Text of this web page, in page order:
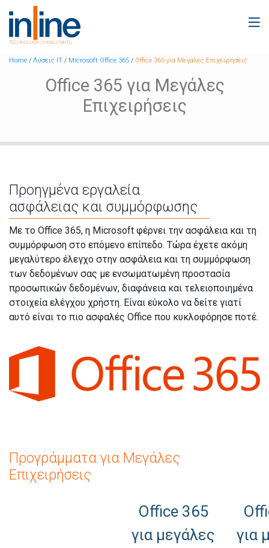
Home / Λύσεις IT / Microsoft Office 365 / Office 365 για Μεγάλες Επιχειρήσεις
Office 365 για Μεγάλες
Επιχειρήσεις
Προηγμένα εργαλεία
ασφάλειας και συμμόρφωσης
Με το Office 365, η Microsoft φέρνει την ασφάλεια και τη
συμμόρφωση στο επόμενο επίπεδο. Τώρα έχετε ακόμη
μεγαλύτερο έλεγχο στην ασφάλεια και τη συμμόρφωση
των δεδομένων σας με ενσωματωμένη προστασία
προσωπικών δεδομένων, διαφάνεια και τελειοποιημένα
στοιχεία ελέγχου χρήστη. Είναι εύκολο να δείτε γιατί
αυτό είναι το πιο ασφαλές Office που κυκλοφόρησε ποτέ.
Προγράμματα για Μεγάλες
Επιχειρήσεις
Office 365
για μεγάλες
για